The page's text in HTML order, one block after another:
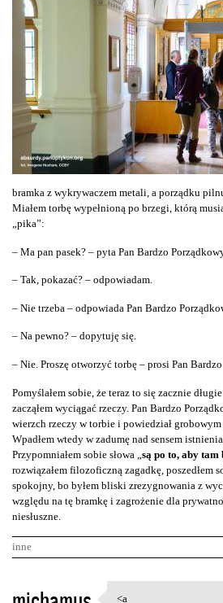
bramka z wykrywaczem metali, a porządku
Miałem torbę wypełnioną po brzegi, którą
„pika”:
– Ma pan pasek? – pyta Pan Bardzo
– Tak, pokazać? – odpowiadam.
– Nie trzeba – odpowiada Pan Bardzo
– Na pewno? – dopytuję się.
– Nie. Proszę otworzyć torbę – prosi Pan
Pomyślałem sobie, że teraz to się zacznie
zacząłem wyciągać rzeczy. Pan Bardzo
wierzch rzeczy w torbie i powiedział grobowym
Wpadłem wtedy w zadumę nad sensem
Przypomniałem sobie słowa „ są po to, aby tam
rozwiązałem filozoficzną zagadkę, poszedłem
spokojny, bo byłem bliski zrezygnowania z
względu na tę bramkę i zagrożenie dla
niesłuszne.
inne
K
<a